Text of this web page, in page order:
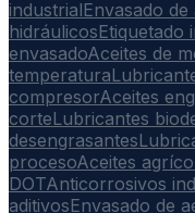
industrialEnvasado de
hidráulicosEtiquetado
envasadoAceites de
temperatura
compresorAceites
corteLubricantes
desengrasantes
procesoAceites
DOTAnticorrosivos
aditivosEnvasado de